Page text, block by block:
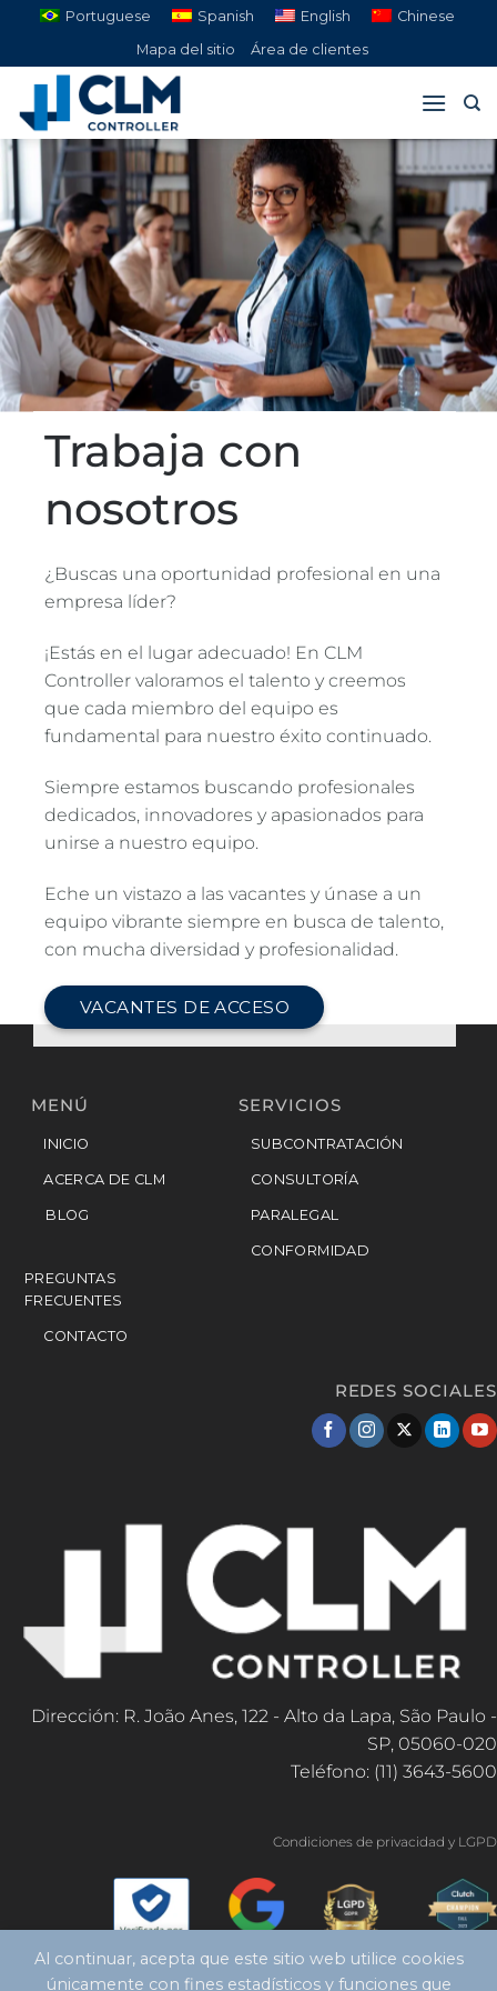
Saltar
contenido
Portuguese Spanish English
Chinese
Mapa del sitio
Área de clientes
Trabaja con
nosotros
¿Buscas una oportunidad profesional en una
empresa líder?
¡Estás en el lugar adecuado! En CLM
Controller valoramos el talento y creemos
que cada miembro del equipo es
fundamental para nuestro éxito continuado.
Siempre estamos buscando profesionales
dedicados, innovadores y apasionados para
unirse a nuestro equipo.
Eche un vistazo a las vacantes y únase a un
equipo vibrante siempre en busca de talento,
con mucha diversidad y profesionalidad.
VACANTES DE ACCESO
MENÚ
INICIO
ACERCA DE CLM
BLOG
PREGUNTAS
FRECUENTES
CONTACTO
SERVICIOS
SUBCONTRATACIÓN
CONSULTORÍA
PARALEGAL
CONFORMIDAD
REDES SOCIALES
Dirección: R. João Anes, 122 - Alto da Lapa, São Paulo -
SP, 05060-020
Teléfono: (11) 3643-5600
Condiciones de privacidad y LGPD
Al continuar, acepta que este sitio web utilice cookies
únicamente con fines estadísticos y funciones que